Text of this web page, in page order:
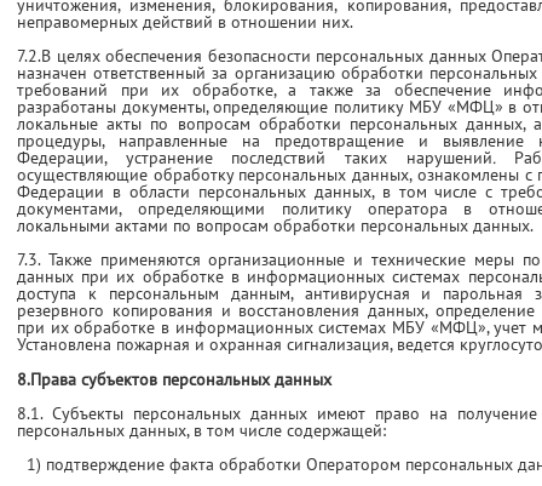
уничтожения, изменения, блокирования, копирования,
неправомерных действий в отношении них.
7.2.В целях обеспечения безопасности персональных данных
назначен ответственный за организацию обработки
требований при их обработке, а также за обеспечение
разработаны документы, определяющие политику МБУ «МФЦ» в
локальные акты по вопросам обработки персональных данных,
процедуры, направленные на предотвращение и выявление
Федерации, устранение последствий таких нарушений.
осуществляющие обработку персональных данных, ознакомлены с
Федерации в области персональных данных, в том числе с
документами, определяющими политику оператора в
локальными актами по вопросам обработки персональных данных.
7.3. Также применяются организационные и технические меры
данных при их обработке в информационных системах
доступа к персональным данным, антивирусная и парольная
резервного копирования и восстановления данных,
при их обработке в информационных системах МБУ «МФЦ», учет
Установлена пожарная и охранная сигнализация, ведется
8.Права субъектов персональных данных
8.1. Субъекты персональных данных имеют право на
персональных данных, в том числе содержащей:
1) подтверждение факта обработки Оператором персональных